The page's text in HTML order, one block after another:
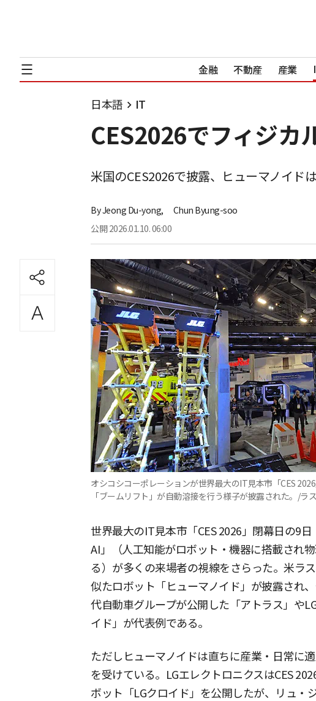
金融 不動産 産業
日本語 IT
CES2026でフィジカ
米国のCES2026で披露、ヒューマノイド
ByJeong Du-yong,
Chun Byung-soo
公開 2026.01.10. 06:00
オシコシコーポレーションが世界最大のIT見本市「CES
「ブームリフト」が自動溶接を行う様子が披露された。/ラ
世界最大のIT見本市「CES 2026」閉幕日の9
AI」（人工知能がロボット・機器に搭載され
る）が多くの来場者の視線をさらった。米ラ
似たロボット「ヒューマノイド」が披露され
代自動車グループが公開した「アトラス」や
イド」が代表例である。
ただしヒューマノイドは直ちに産業・日常に
を受けている。LGエレクトロニクスはCES
ボット「LGクロイド」を公開したが、リュ・